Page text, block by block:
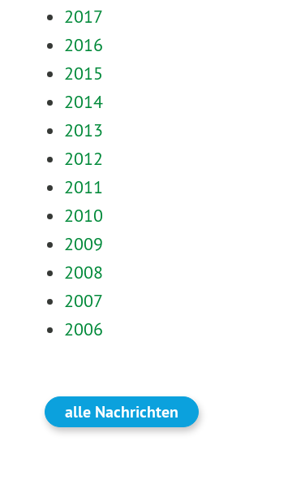
2017
2016
2015
2014
2013
2012
2011
2010
2009
2008
2007
2006
alle Nachrichten